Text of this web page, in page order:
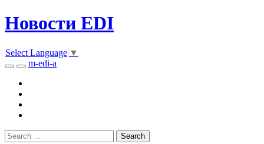
Новости EDI
Select Language ▼
m-edi-a